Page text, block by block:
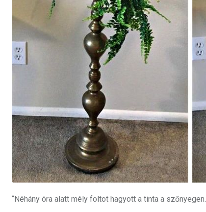
“Néhány óra alatt mély foltot hagyott a tinta a szőnyegen.